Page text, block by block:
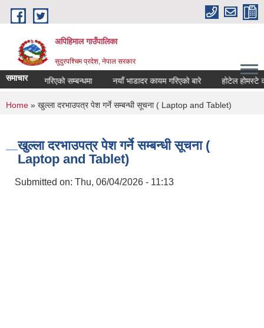
Skip to main content
अपिहिमाल गाउँपालिका
सुदुरपश्चिम प्रदेश, नेपाल सरकार
समाचार गरिएको सम्बन्धमा नयाँ भाडादर कायम गरिएको बारे होटेल होमस्टे
You are here
Home » खुल्ला दरभाउपत्र पेश गर्ने सम्बन्धी सूचना ( Laptop and Tablet)
खुल्ला दरभाउपत्र पेश गर्ने सम्बन्धी सूचना (
Laptop and Tablet)
Submitted on: Thu, 06/04/2026 - 11:13